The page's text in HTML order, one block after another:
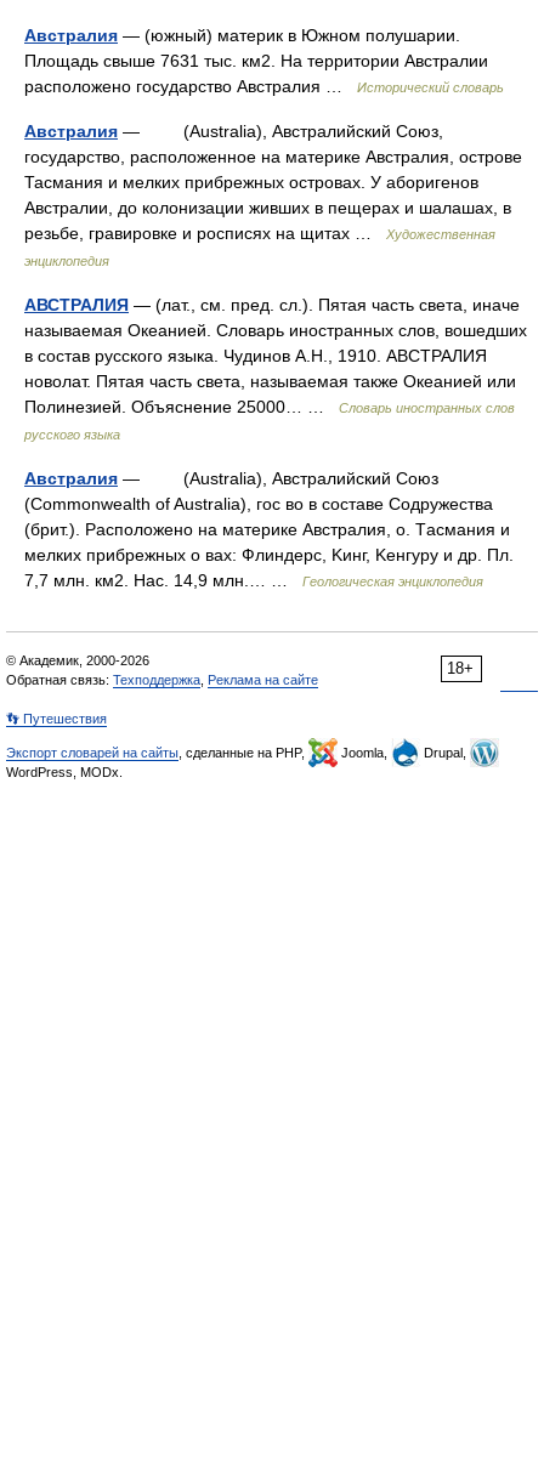
Австралия — (южный) материк в Южном полушарии.
Площадь свыше 7631 тыс. км2. На территории Австралии
расположено государство Австралия …
Исторический словарь
Австралия — (Australia), Австралийский Союз,
государство, расположенное на материке Австралия, острове
Тасмания и мелких прибрежных островах. У аборигенов
Австралии, до колонизации живших в пещерах и шалашах, в
резьбе, гравировке и росписях на щитах …
Художественная
энциклопедия
АВСТРАЛИЯ — (лат., см. пред. сл.). Пятая часть света, иначе
называемая Океанией. Словарь иностранных слов, вошедших
в состав русского языка. Чудинов А.Н., 1910. АВСТРАЛИЯ
новолат. Пятая часть света, называемая также Океанией или
Полинезией. Объяснение 25000… …
Словарь иностранных слов
русского языка
Австралия — (Australia), Aвстралийский Cоюз
(Commonwealth of Australia), гос во в составе Cодружества
(брит.). Pасположено на материке Aвстралия, o. Tасмания и
мелких прибрежных o вах: Флиндерс, Kинг, Kенгуру и др. Пл.
7,7 млн. км2. Hac. 14,9 млн.… …
Геологическая энциклопедия
18+
© Академик, 2000-2026
Обратная связь: Техподдержка Реклама на сайте
👣 Путешествия
Экспорт словарей на сайты , сделанные на PHP, Joomla,
Drupal,
WordPress, MODx.